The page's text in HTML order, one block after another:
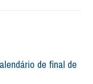
de final de